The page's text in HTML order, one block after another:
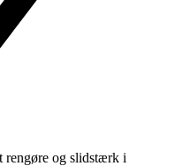
rengøre og slidstærk i